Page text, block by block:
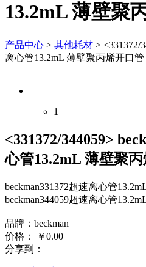
13.2mL 薄壁聚
产品中心 > 其他耗材 > <331372/
离心管13.2mL 薄壁聚丙烯开口管
1
<331372/344059>
心管13.2mL 薄壁聚
beckman331372超速离心管
beckman344059超速离心管
品牌：beckman
价格：
￥0.00
分享到：